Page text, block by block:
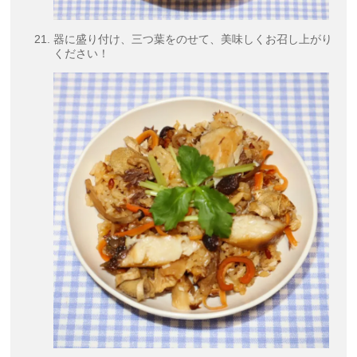
器に盛り付け、三つ葉をのせて、美味しくお召し上がり
ください！